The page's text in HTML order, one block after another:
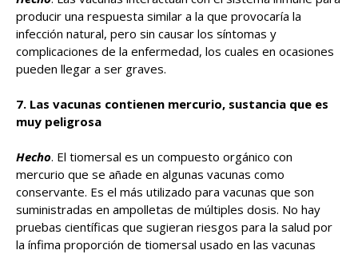
producir una respuesta similar a la que provocaría la
infección natural, pero sin causar los síntomas y
complicaciones de la enfermedad, los cuales en ocasiones
pueden llegar a ser graves.
7. Las vacunas contienen mercurio, sustancia que es
muy peligrosa
Hecho. El tiomersal es un compuesto orgánico con
mercurio que se añade en algunas vacunas como
conservante. Es el más utilizado para vacunas que son
suministradas en ampolletas de múltiples dosis. No hay
pruebas científicas que sugieran riesgos para la salud por
la ínfima proporción de tiomersal usado en las vacunas